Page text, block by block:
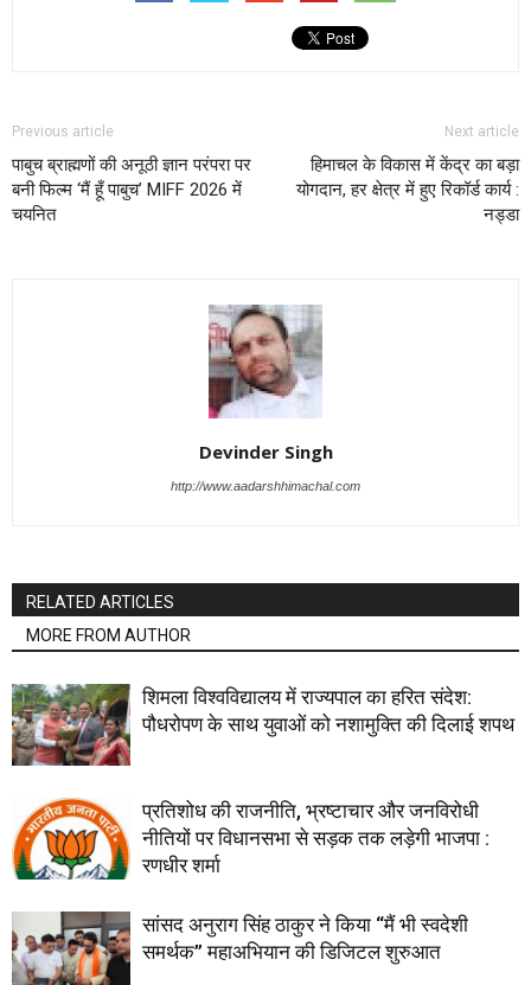
Previous article
पाबुच ब्राह्मणों की अनूठी ज्ञान परंपरा पर
बनी फिल्म ‘मैं हूँ पाबुच’ MIFF 2026 में
चयनित
Next article
हिमाचल के विकास में केंद्र का बड़ा
योगदान, हर क्षेत्र में हुए रिकॉर्ड कार्य :
नड्डा
Devinder Singh
http://www.aadarshhimachal.com
RELATED ARTICLES
MORE FROM AUTHOR
शिमला विश्वविद्यालय में राज्यपाल का हरित संदेश:
पौधरोपण के साथ युवाओं को नशामुक्ति की दिलाई शपथ
प्रतिशोध की राजनीति, भ्रष्टाचार और जनविरोधी
नीतियों पर विधानसभा से सड़क तक लड़ेगी भाजपा :
रणधीर शर्मा
सांसद अनुराग सिंह ठाकुर ने किया “मैं भी स्वदेशी
समर्थक” महाअभियान की डिजिटल शुरुआत